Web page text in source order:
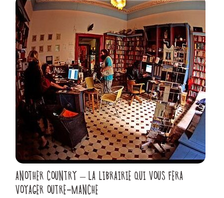
ANOTHER COUNTRY – LA LIBRAIRIE QUI VOUS FERA
VOYAGER OUTRE-MANCHE